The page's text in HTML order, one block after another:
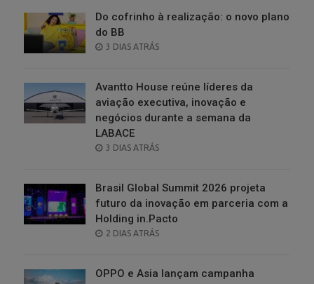
Do cofrinho à realização: o novo plano
do BB
POSTED
3 DIAS ATRÁS
Avantto House reúne líderes da
aviação executiva, inovação e
negócios durante a semana da
LABACE
POSTED
3 DIAS ATRÁS
Brasil Global Summit 2026 projeta
futuro da inovação em parceria com a
Holding in.Pacto
POSTED
2 DIAS ATRÁS
OPPO e Asia lançam campanha